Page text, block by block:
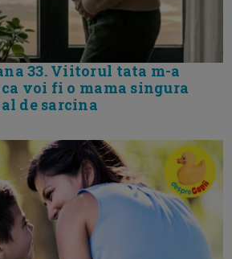
33. Viitorul tata m-a
voi fi o mama singura
de sarcina